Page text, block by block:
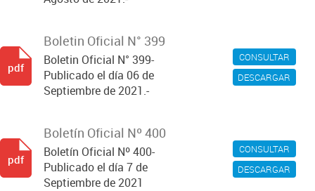
CONSULTAR
DESCARGAR
Boletin Oficial N° 399
Boletin Oficial N° 399-
Publicado el día 06 de
Septiembre de 2021.-
pdf
CONSULTAR
DESCARGAR
Boletín Oficial Nº 400
Boletín Oficial Nº 400-
Publicado el día 7 de
Septiembre de 2021
pdf